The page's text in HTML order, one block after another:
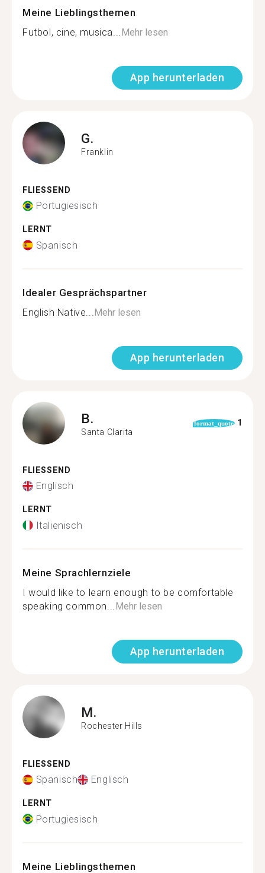
Meine Lieblingsthemen
Futbol, cine, musica... Mehr lesen
App herunterladen
G.
Franklin
FLIESSEND
Portugiesisch
LERNT
Spanisch
Idealer Gesprächspartner
English Native... Mehr lesen
App herunterladen
B.
Santa Clarita
format_quote 1
FLIESSEND
Englisch
LERNT
Italienisch
Meine Sprachlernziele
I would like to learn enough to be comfortable
speaking common... Mehr lesen
App herunterladen
M.
Rochester Hills
FLIESSEND
Spanisch Englisch
LERNT
Portugiesisch
Meine Lieblingsthemen